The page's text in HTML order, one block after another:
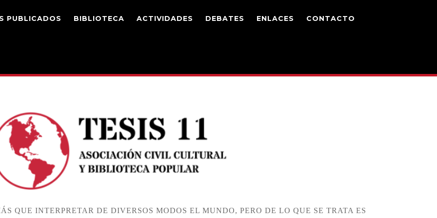
PUBLICADOS BIBLIOTECA ACTIVIDADES DEBATES ENLACES CONTACTO
QUE INTERPRETAR DE DIVERSOS MODOS EL MUNDO, PERO DE LO QUE SE TRATA ES